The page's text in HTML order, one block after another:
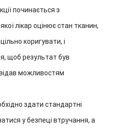
починається з
лікар оцінює стан тканин,
коригувати, і
щоб результат був
можливостям
здати стандартні
у безпеці втручання, а